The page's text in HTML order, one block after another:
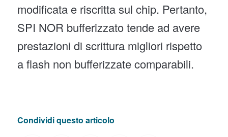
modificata e riscritta sul chip. Pertanto,
SPI NOR bufferizzato tende ad avere
prestazioni di scrittura migliori rispetto
a flash non bufferizzate comparabili.
Condividi questo articolo